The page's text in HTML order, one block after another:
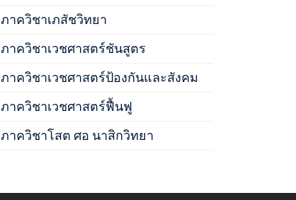
ภาควิชาเภสัชวิทยา
ภาควิชาเวชศาสตร์ชันสูตร
ภาควิชาเวชศาสตร์ป้องกันและสังคม
ภาควิชาเวชศาสตร์ฟื้นฟู
ภาควิชาโสต ศอ นาสิกวิทยา